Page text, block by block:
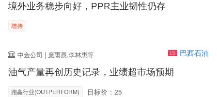
境外业务稳步向好，PPR主业韧性仍存
增持
中金公司 | 庞雨辰,李林惠等 US 巴西石油
油气产量再创历史记录，业绩超市场预期
跑赢行业(OUTPERFORM) 目标价：25